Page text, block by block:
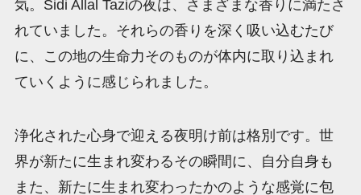
気。Sidi Allal Taziの夜は、さまざまな香りに満たさ
れていました。それらの香りを深く吸い込むたび
に、この地の生命力そのものが体内に取り込まれ
ていくように感じられました。
浄化された心身で迎える夜明け前は格別です。世
界が新たに生まれ変わるその瞬間に、自分自身も
また、新たに生まれ変わったかのような感覚に包